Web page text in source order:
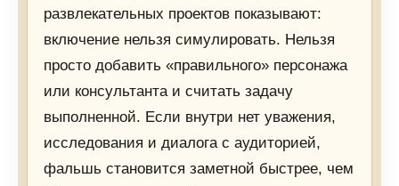
развлекательных проектов показывают:
включение нельзя симулировать. Нельзя
просто добавить «правильного» персонажа
или консультанта и считать задачу
выполненной. Если внутри нет уважения,
исследования и диалога с аудиторией,
фальшь становится заметной быстрее, чем